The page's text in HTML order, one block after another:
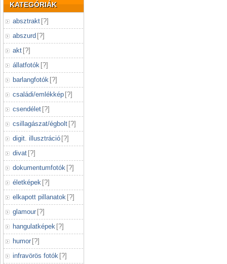
KATEGÓRIÁK
absztrakt [?]
abszurd [?]
akt [?]
állatfotók [?]
barlangfotók [?]
családi/emlékkép [?]
csendélet [?]
csillagászat/égbolt [?]
digit. illusztráció [?]
divat [?]
dokumentumfotók [?]
életképek [?]
elkapott pillanatok [?]
glamour [?]
hangulatképek [?]
humor [?]
infravörös fotók [?]